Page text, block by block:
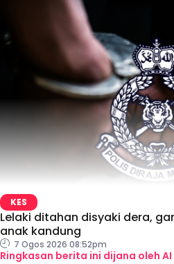
KES
Lelaki ditahan disyaki dera,
anak kandung
7 Ogos 2026 08:52pm
Ringkasan berita ini dijana oleh AI